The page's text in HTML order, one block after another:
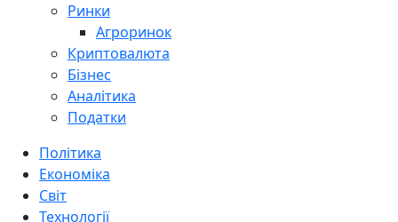
Ринки
Агроринок
Криптовалюта
Бізнес
Аналітика
Податки
Політика
Економіка
Світ
Технології